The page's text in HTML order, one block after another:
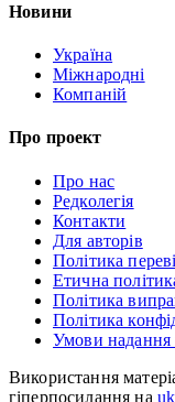
Новини
Україна
Міжнародні
Компаній
Про проект
Про нас
Редколегія
Контакти
Для авторів
Політика
Етична
Політика
Політика
Умови надання
Використання
гіперпосилання на